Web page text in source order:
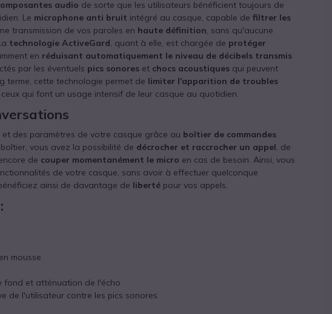
audio de sorte que les utilisateurs bénéficient toujours de
Le microphone anti bruit intégré au casque, capable de filtrer les
transmission de vos paroles en haute définition, sans qu'aucune
technologie ActiveGard, quant à elle, est chargée de protéger
en réduisant automatiquement le niveau de décibels transmis
par les éventuels pics sonores et chocs acoustiques qui peuvent
terme, cette technologie permet de limiter l'apparition de troubles
qui font un usage intensif de leur casque au quotidien.
des paramètres de votre casque grâce au boîtier de commandes
vous avez la possibilité de décrocher et raccrocher un appel, de
de couper momentanément le micro en cas de besoin. Ainsi, vous
de votre casque, sans avoir à effectuer quelconque
ainsi de davantage de liberté pour vos appels.
mousse
fond et atténuation de l'écho
de l'utilisateur contre les pics sonores